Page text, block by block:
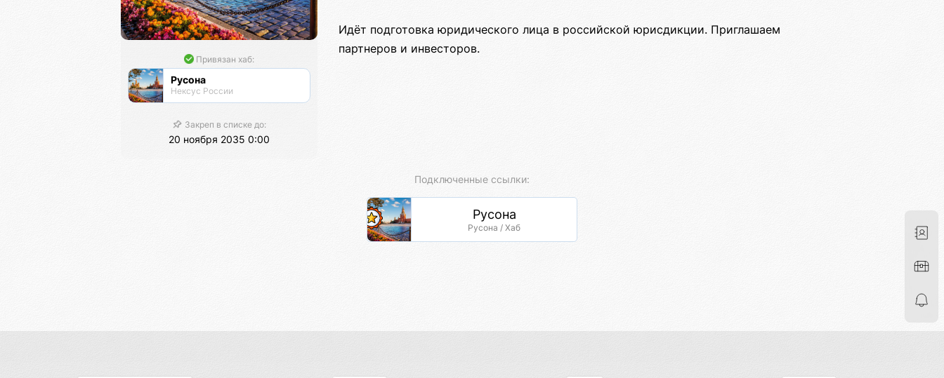
Привязан хаб:
Русона
Нексус России
Закреп в списке до:
20 ноября 2035 0:00
Идёт подготовка юридического лица в российской юрисдикции. Приглашаем
партнеров и инвесторов.
Подключенные ссылки:
Русона
Русона / Хаб